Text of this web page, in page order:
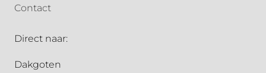
Contact
Direct naar:
Dakgoten